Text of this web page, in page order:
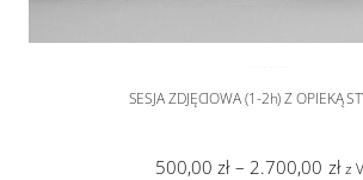
SESJA ZDJĘCIOWA (1-2h) Z OPIEKĄ
500,00zł – 2.700,00 zł z